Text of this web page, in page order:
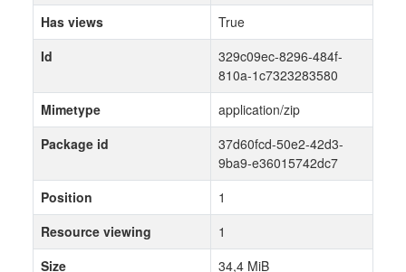
Has views
True
Id
329c09ec-8296-484f-
810a-1c7323283580
Mimetype
application/zip
Package id
37d60fcd-50e2-42d3-
9ba9-e36015742dc7
Position
1
Resource viewing
1
Size
34,4 MiB